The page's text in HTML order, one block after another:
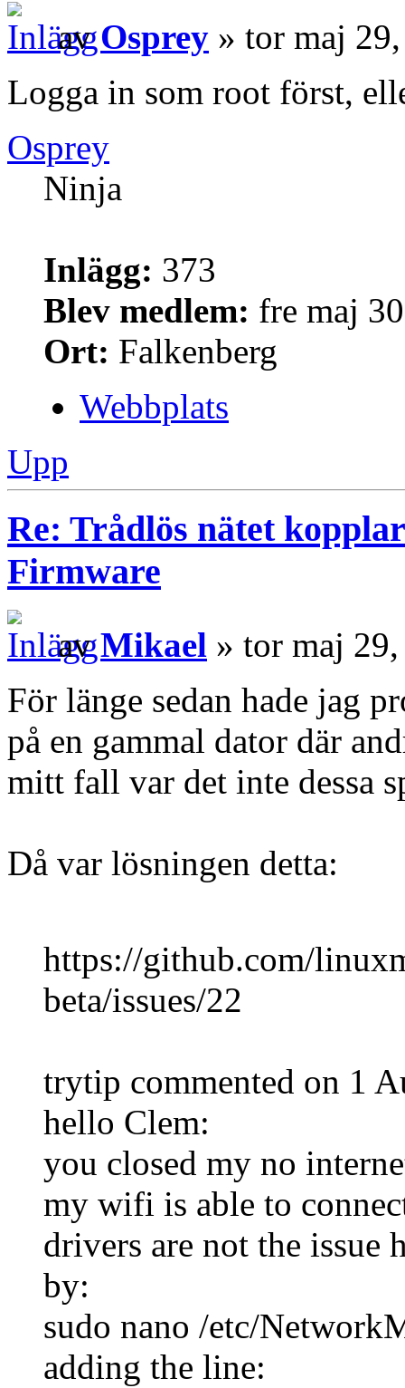
avOsprey » tor maj
Logga in som root först,
Osprey
Ninja
Inlägg: 373
Blev medlem: fre maj
Ort: Falkenberg
Webbplats
Upp
Re: Trådlös nätet
Firmware
avMikael » tor maj
För länge sedan hade jag
på en gammal dator där
mitt fall var det inte dessa
Då var lösningen detta:
https://github.com/
beta/issues/22
trytip commented on 1
hello Clem:
you closed my no
my wifi is able to
drivers are not the issue
by:
sudo nano /etc/
adding the line: